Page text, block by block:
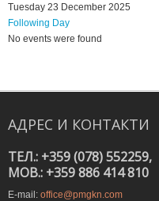
Tuesday 23 December 2025
Following Day
No events were found
АДРЕС И КОНТАКТИ
ТЕЛ.: +359 (078) 552259,
MOB.: +359 886 414 810
E-mail: office@pmgkn.com